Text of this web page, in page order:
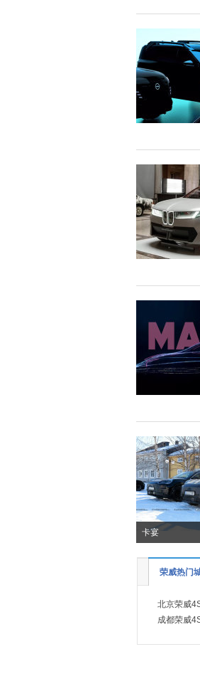
卡宴
荣威热门
北京荣威
成都荣威